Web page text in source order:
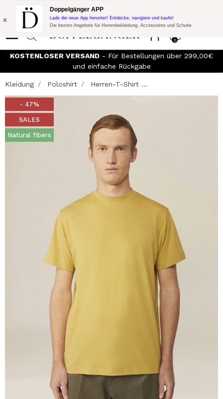
Blitzangebot:
10% Extra-Rabatt auf 300€ Einkauf mit Code:
DOPPEL300
0
x
Doppelgänger APP
Lade die neue App herunter! Entdecke, navigiere und kaufe!
Die besten Angebote für Herrenbekleidung, Accessoires und Schuhe
KOSTENLOSER VERSAND - Für Bestellungen über 299,00€
und einfache Rückgabe
Kleidung Poloshirt Herren-T-Shirt ...
- 47%
SALES
Natural fibers